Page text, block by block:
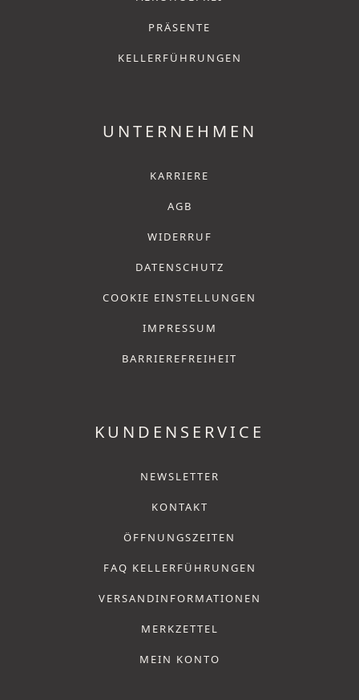
PRÄSENTE
KELLERFÜHRUNGEN
UNTERNEHMEN
KARRIERE
AGB
WIDERRUF
DATENSCHUTZ
COOKIE EINSTELLUNGEN
IMPRESSUM
BARRIEREFREIHEIT
KUNDENSERVICE
NEWSLETTER
KONTAKT
ÖFFNUNGSZEITEN
FAQ KELLERFÜHRUNGEN
VERSANDINFORMATIONEN
MERKZETTEL
MEIN KONTO